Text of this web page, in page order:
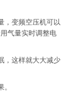
变频空压机可以
气量实时调整电
这样就大大减少